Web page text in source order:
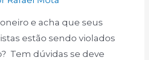
e acha que seus
estão sendo violados
Tem dúvidas se deve